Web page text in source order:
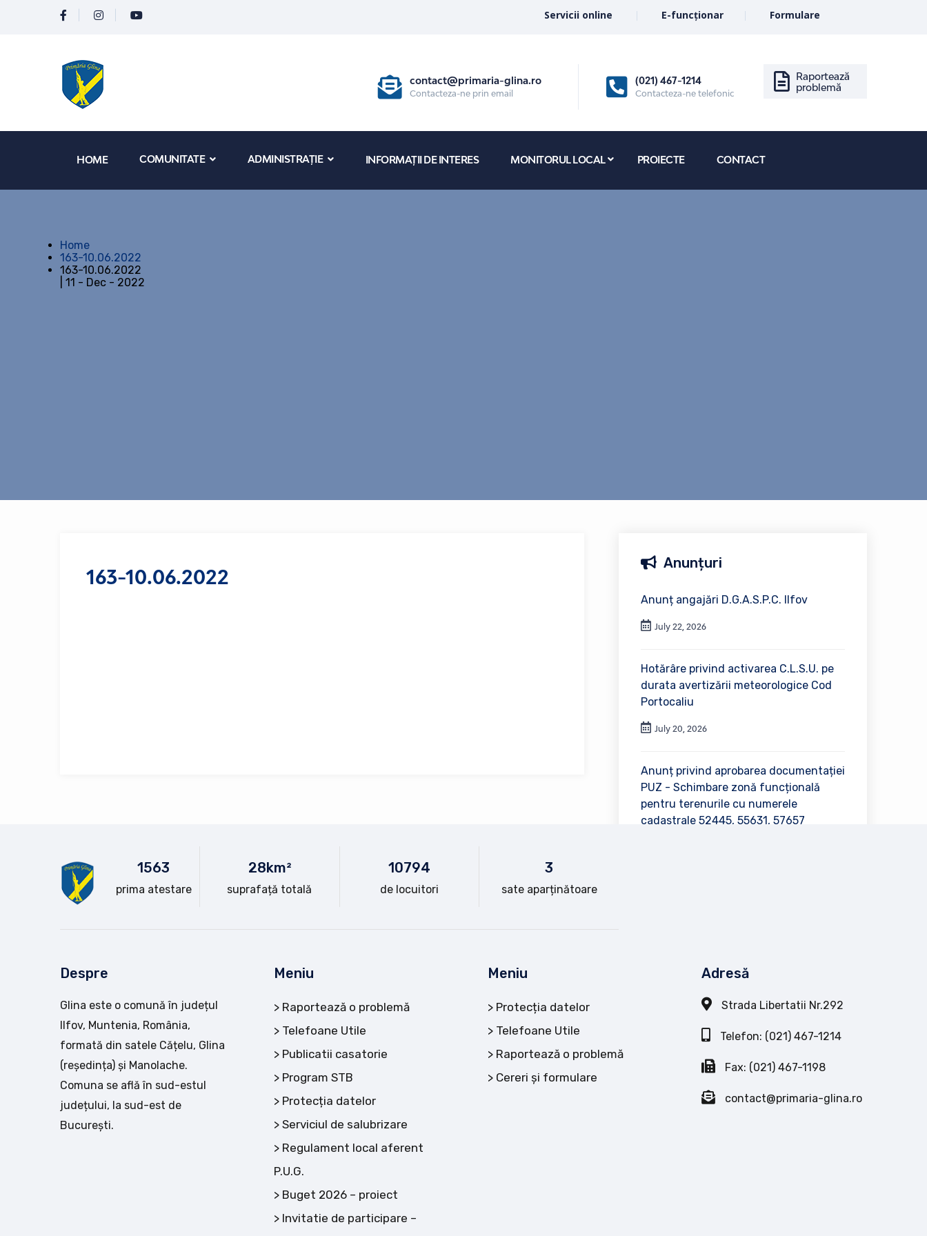
Servicii online E-funcționar Formulare
contact@primaria-glina.ro
Contacteza-ne prin email
(021) 467-1214
Contacteza-ne telefonic
Raportează
problemă
HOME COMUNITATE ADMINISTRAȚIE INFORMAȚII DE INTERES MONITORUL LOCAL PROIECTE CONTACT
Home
163-10.06.2022
163-10.06.2022
| 11 - Dec - 2022
163-10.06.2022
Anunțuri
Anunț angajări D.G.A.S.P.C. Ilfov
July 22, 2026
Hotărâre privind activarea C.L.S.U. pe
durata avertizării meteorologice Cod
Portocaliu
July 20, 2026
Anunț privind aprobarea documentației
PUZ - Schimbare zonă funcțională
pentru terenurile cu numerele
cadastrale 52445, 55631, 57657
1563
prima atestare
28km²
suprafață totală
10794
de locuitori
3
sate aparținătoare
Despre
Glina este o comună în județul
Ilfov, Muntenia, România,
formată din satele Cățelu, Glina
(reședința) și Manolache.
Comuna se află în sud-estul
județului, la sud-est de
București.
Meniu
Raportează o problemă
Telefoane Utile
Publicatii casatorie
Program STB
Protecția datelor
Serviciul de salubrizare
Regulament local aferent
P.U.G.
Buget 2026 – proiect
Invitatie de participare –
Meniu
Protecția datelor
Telefoane Utile
Raportează o problemă
Cereri și formulare
Adresă
Strada Libertatii Nr.292
Telefon: (021) 467-1214
Fax: (021) 467-1198
contact@primaria-glina.ro